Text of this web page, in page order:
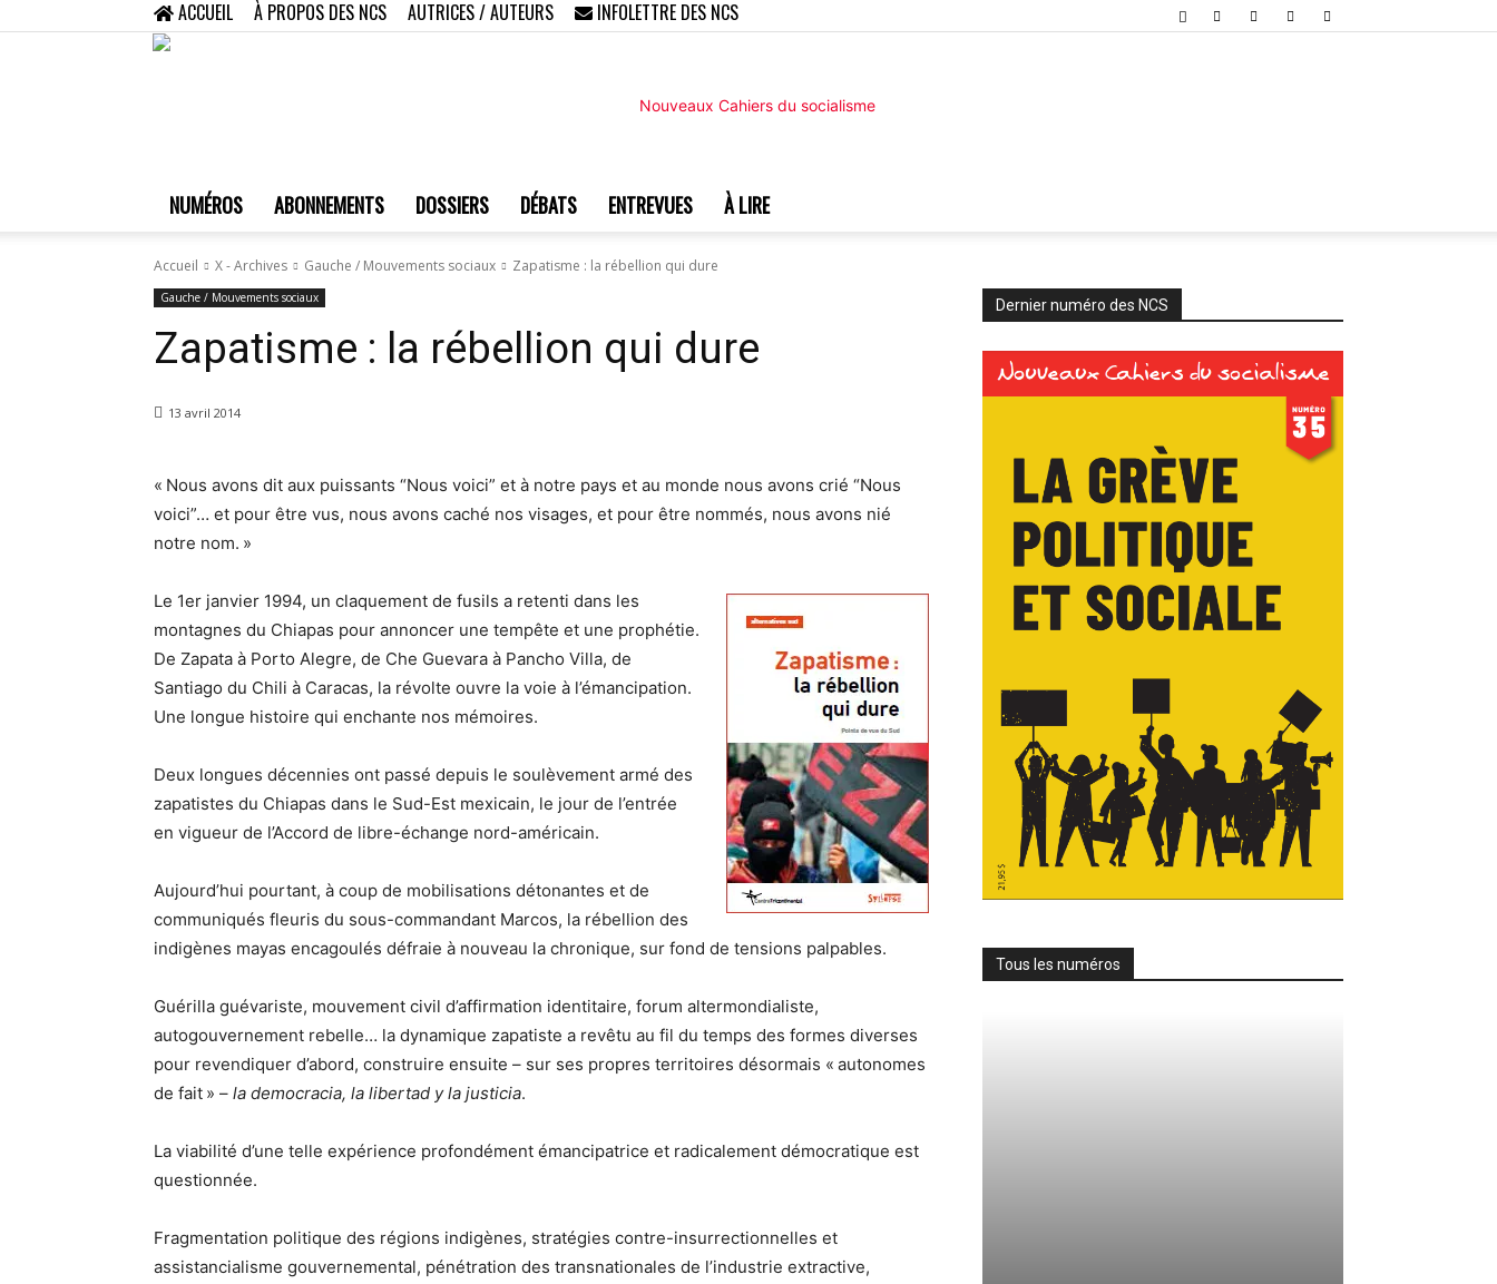
ACCUEIL À PROPOS DES NCS AUTRICES / AUTEURS INFOLETTRE DES NCS
socialisme
NUMÉROS ABONNEMENTS DOSSIERS DÉBATS ENTREVUES À LIRE
Accueil X - Archives Gauche / Mouvements sociaux Zapatisme : la rébellion qui dure
Gauche / Mouvements sociaux
Zapatisme : la rébellion qui dure
13 avril 2014
« Nous avons dit aux puissants “Nous voici” et à notre pays et au monde nous avons crié “Nous
voici”… et pour être vus, nous avons caché nos visages, et pour être nommés, nous avons nié
notre nom. »
Le 1er janvier 1994, un claquement de fusils a retenti dans les
montagnes du Chiapas pour annoncer une tempête et une prophétie.
De Zapata à Porto Alegre, de Che Guevara à Pancho Villa, de
Santiago du Chili à Caracas, la révolte ouvre la voie à l’émancipation.
Une longue histoire qui enchante nos mémoires.
Deux longues décennies ont passé depuis le soulèvement armé des
zapatistes du Chiapas dans le Sud-Est mexicain, le jour de l’entrée
en vigueur de l’Accord de libre-échange nord-américain.
Aujourd’hui pourtant, à coup de mobilisations détonantes et de
communiqués fleuris du sous-commandant Marcos, la rébellion des
indigènes mayas encagoulés défraie à nouveau la chronique, sur fond de tensions palpables.
Guérilla guévariste, mouvement civil d’affirmation identitaire, forum altermondialiste,
autogouvernement rebelle… la dynamique zapatiste a revêtu au fil du temps des formes diverses
pour revendiquer d’abord, construire ensuite – sur ses propres territoires désormais « autonomes
de fait » – la democracia, la libertad y la justicia.
La viabilité d’une telle expérience profondément émancipatrice et radicalement démocratique est
questionnée.
Fragmentation politique des régions indigènes, stratégies contre-insurrectionnelles et
assistancialisme gouvernemental, pénétration des transnationales de l’industrie extractive,
Dernier numéro des NCS
Tous les numéros